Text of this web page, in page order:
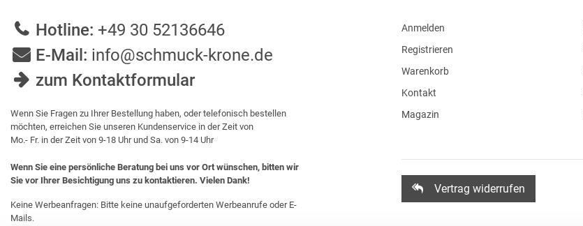
Hotline: +49 30 52136646
E-Mail: info@schmuck-krone.de
zum Kontaktformular
Wenn Sie Fragen zu Ihrer Bestellung haben, oder telefonisch bestellen
möchten, erreichen Sie unseren Kundenservice in der Zeit von
Mo.- Fr. in der Zeit von 9-18 Uhr und Sa. von 9-14 Uhr
Wenn Sie eine persönliche Beratung bei uns vor Ort wünschen, bitten wir
Sie vor Ihrer Besichtigung uns zu kontaktieren. Vielen Dank!
Keine Werbeanfragen: Bitte keine unaufgeforderten Werbeanrufe oder E-
Mails.
Anmelden
Registrieren
Warenkorb
Kontakt
Magazin
Vertrag widerrufen